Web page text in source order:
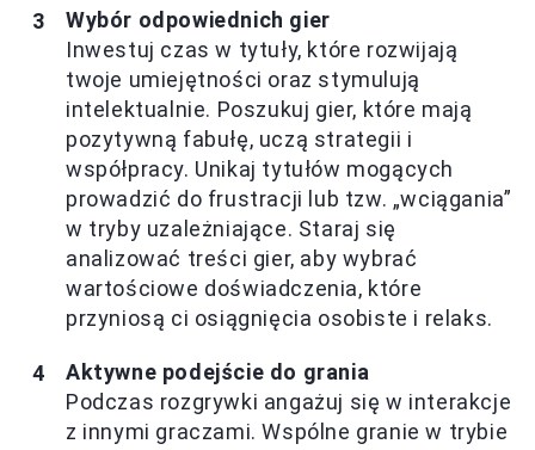
Wybór odpowiednich gier
Inwestuj czas w tytuły, które rozwijają
twoje umiejętności oraz stymulują
intelektualnie. Poszukuj gier, które mają
pozytywną fabułę, uczą strategii i
współpracy. Unikaj tytułów mogących
prowadzić do frustracji lub tzw. „wciągania”
w tryby uzależniające. Staraj się
analizować treści gier, aby wybrać
wartościowe doświadczenia, które
przyniosą ci osiągnięcia osobiste i relaks.
Aktywne podejście do grania
Podczas rozgrywki angażuj się w interakcje
z innymi graczami. Wspólne granie w trybie